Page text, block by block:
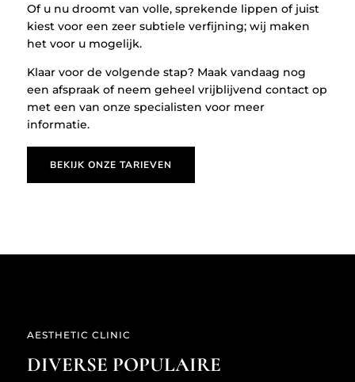
Of u nu droomt van volle, sprekende lippen of juist
kiest voor een zeer subtiele verfijning; wij maken
het voor u mogelijk.
Klaar voor de volgende stap? Maak vandaag nog
een afspraak of neem geheel vrijblijvend contact op
met een van onze specialisten voor meer
informatie.
BEKIJK ONZE TARIEVEN
AESTHETIC CLINIC
DIVERSE POPULAIRE